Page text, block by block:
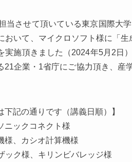
当させて頂いている東京国際大
おいて、マイクロソフト様に「
実施頂きました（2024年5月2日
企業・1省庁にご協力頂き、産
下記の通りです（講義日順）】
ニックコネクト様
様、カシオ計算機様
ック様、キリンビバレッジ様